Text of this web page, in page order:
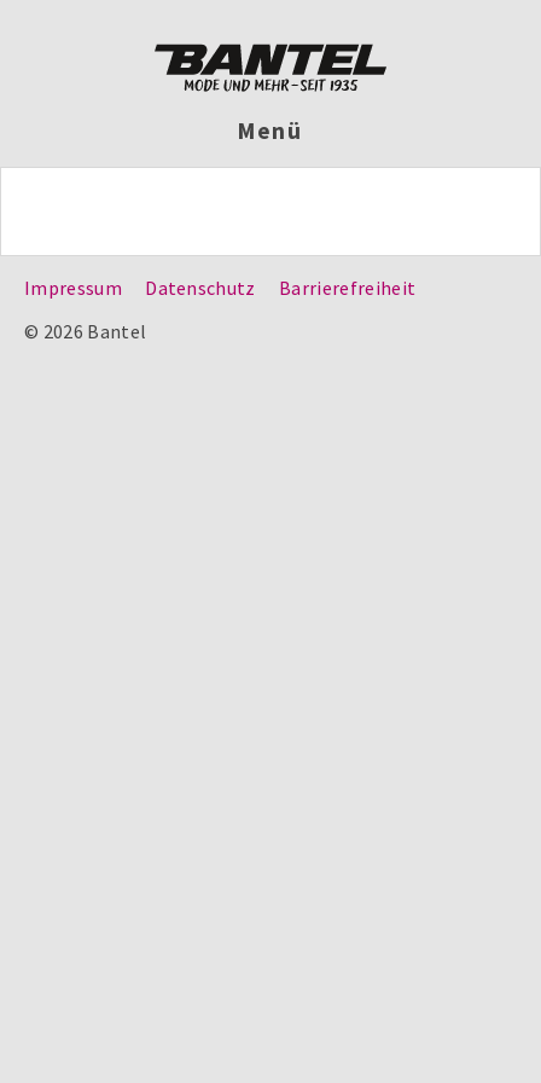
Menü
Impressum Datenschutz
Barrierefreiheit
© 2026 Bantel